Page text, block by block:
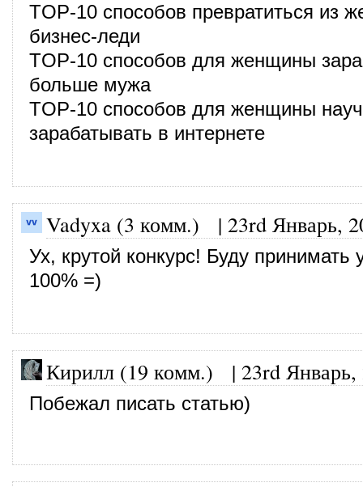
TOP-10 способов превратиться из
бизнес-леди
TOP-10 способов для женщины
больше мужа
TOP-10 способов для женщины
зарабатывать в интернете
Vadyxa (3 комм.) | 23rd Январь,
Ух, крутой конкурс! Буду принимать
100% =)
Кирилл (19 комм.) | 23rd Январь,
Побежал писать статью)